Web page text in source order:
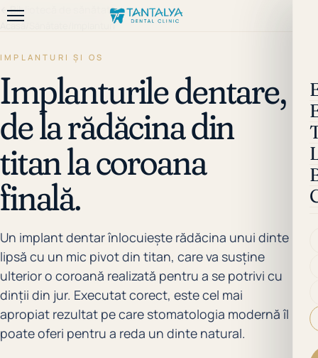
←Bibliotecă de sănătate
Acasă Implanturi
IMPLANTURI ȘI OS
Implanturile dentare,
de la rădăcina din
titan la coroana
finală.
Un implant dentar înlocuiește rădăcina unui dinte
lipsă cu un mic pivot din titan, care va susține
ulterior o coroană realizată pentru a se potrivi cu
dinții din jur. Executat corect, este cel mai
apropiat rezultat pe care stomatologia modernă îl
poate oferi pentru a reda un dinte natural.